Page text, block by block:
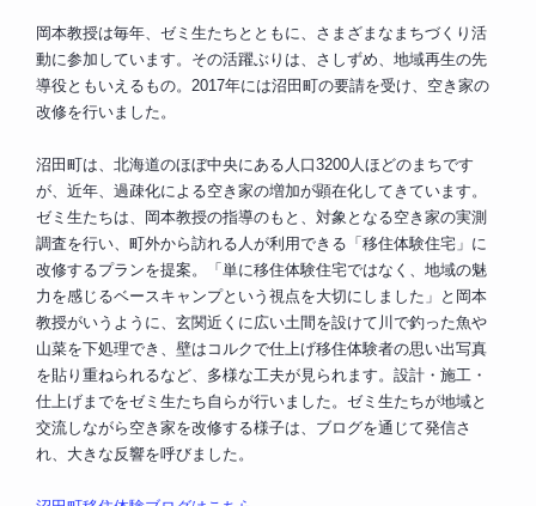
岡本教授は毎年、ゼミ生たちとともに、さまざまなまちづくり活
動に参加しています。その活躍ぶりは、さしずめ、地域再生の先
導役ともいえるもの。2017年には沼田町の要請を受け、空き家の
改修を行いました。
沼田町は、北海道のほぼ中央にある人口3200人ほどのまちです
が、近年、過疎化による空き家の増加が顕在化してきています。
ゼミ生たちは、岡本教授の指導のもと、対象となる空き家の実測
調査を行い、町外から訪れる人が利用できる「移住体験住宅」に
改修するプランを提案。「単に移住体験住宅ではなく、地域の魅
力を感じるベースキャンプという視点を大切にしました」と岡本
教授がいうように、玄関近くに広い土間を設けて川で釣った魚や
山菜を下処理でき、壁はコルクで仕上げ移住体験者の思い出写真
を貼り重ねられるなど、多様な工夫が見られます。設計・施工・
仕上げまでをゼミ生たち自らが行いました。ゼミ生たちが地域と
交流しながら空き家を改修する様子は、ブログを通じて発信さ
れ、大きな反響を呼びました。